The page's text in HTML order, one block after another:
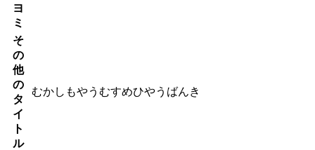
ヨ
ミ
そ
の
他
の
タ
イ
ト
ル
むかしもやうむすめひやうばんき